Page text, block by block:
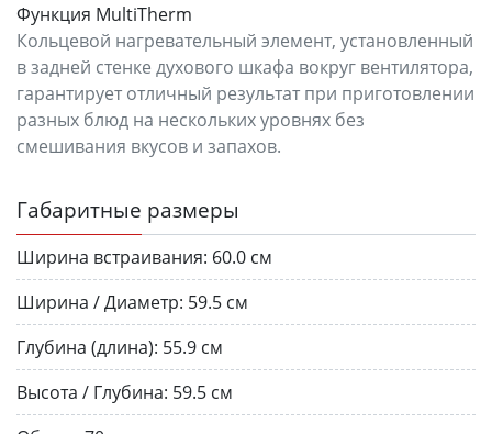
Функция MultiTherm
Кольцевой нагревательный элемент, установленный
в задней стенке духового шкафа вокруг вентилятора,
гарантирует отличный результат при приготовлении
разных блюд на нескольких уровнях без
смешивания вкусов и запахов.
Габаритные размеры
Ширина встраивания: 60.0 см
Ширина / Диаметр: 59.5 см
Глубина (длина): 55.9 см
Высота / Глубина: 59.5 см